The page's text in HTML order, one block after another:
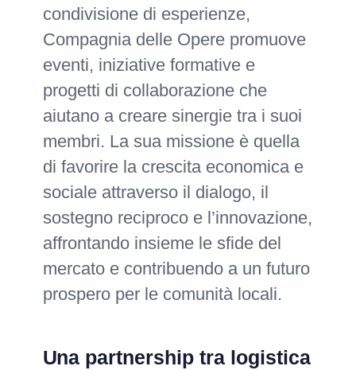
condivisione di esperienze,
Compagnia delle Opere promuove
eventi, iniziative formative e
progetti di collaborazione che
aiutano a creare sinergie tra i suoi
membri. La sua missione è quella
di favorire la crescita economica e
sociale attraverso il dialogo, il
sostegno reciproco e l’innovazione,
affrontando insieme le sfide del
mercato e contribuendo a un futuro
prospero per le comunità locali.
Una partnership tra logistica